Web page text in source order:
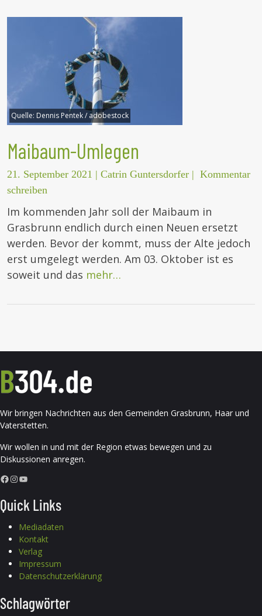
Quelle: Dennis Pentek / adobestock
Maibaum-Umlegen
21. September 2021 | Catrin Guntersdorfer | Kommentar
schreiben
Im kommenden Jahr soll der Maibaum in
Grasbrunn endlich durch einen Neuen ersetzt
werden. Bevor der kommt, muss der Alte jedoch
erst umgelegt werden. Am 03. Oktober ist es
soweit und das mehr…
Wir bringen Nachrichten aus den Gemeinden Grasbrunn, Haar und
Vaterstetten.
Wir wollen in und mit der Region etwas bewegen und zu
Diskussionen anregen.
Facebook InstagramYouTube
Quick Links
Mediadaten
Kontakt
Verlag
Impressum
Datenschutzerklärung
Schlagwörter